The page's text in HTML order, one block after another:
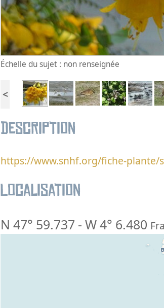
Échelle du sujet : non renseignée
<
Description
https://www.snhf.org/fiche-plante/
Localisation
N 47° 59.737 - W 4° 6.480